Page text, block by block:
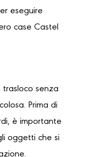
eseguire
case Castel
trasloco senza
Prima di
è importante
oggetti che si